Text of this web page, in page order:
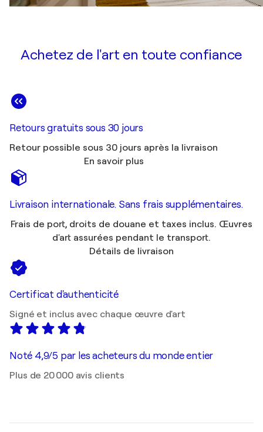
Achetez de l'art en toute confiance
Retours gratuits sous 30 jours
Retour possible sous 30 jours après la livraison
En savoir plus
Livraison internationale. Sans frais supplémentaires.
Frais de port, droits de douane et taxes inclus. Œuvres
d'art assurées pendant le transport.
Détails de livraison
Certificat d'authenticité
Signé et inclus avec chaque œuvre d'art
Noté 4,9/5 par les acheteurs du monde entier
Plus de 20 000 avis clients